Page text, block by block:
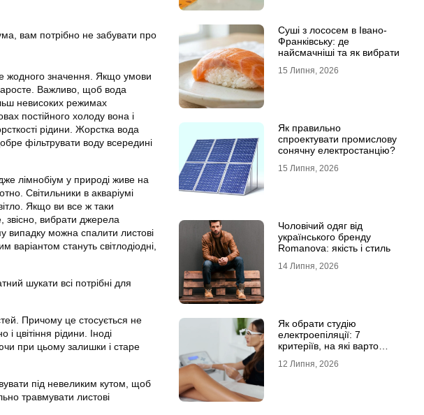
вам потрібно не забувати про
жодного значення. Якщо умови
Важливо, щоб вода
невисоких режимах
постійного холоду вона і
рідини. Жорстка вода
фільтрувати воду всередині
лімнобіум у природі живе на
Світильники в акваріумі
Якщо ви все ж таки
звісно, вибрати джерела
випадку можна спалити листові
стануть світлодіодні,
шукати всі потрібні для
Причому це стосується не
цвітіння рідини. Іноді
при цьому залишки і старе
під невеликим кутом, щоб
травмувати листові
Суші з лососем в Івано-
Франківську: де
найсмачніші та як вибрати
15 Липня, 2026
Як правильно
спроектувати промислову
сонячну електростанцію?
15 Липня, 2026
Чоловічий одяг від
українського бренду
Romanova: якість і стиль
14 Липня, 2026
Як обрати студію
електроепіляції: 7
критеріїв, на які варто
12 Липня, 2026